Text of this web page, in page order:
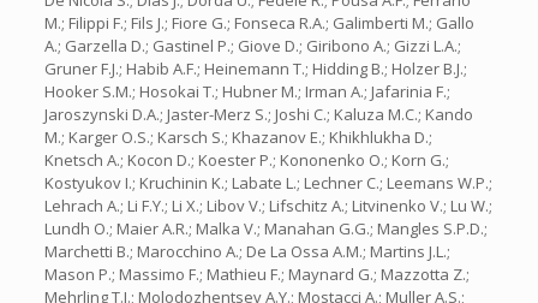
M.; Filippi F.; Fils J.; Fiore G.; Fonseca R.A.; Galimberti M.; Gallo
A.; Garzella D.; Gastinel P.; Giove D.; Giribono A.; Gizzi L.A.;
Gruner F.J.; Habib A.F.; Heinemann T.; Hidding B.; Holzer B.J.;
Hooker S.M.; Hosokai T.; Hubner M.; Irman A.; Jafarinia F.;
Jaroszynski D.A.; Jaster-Merz S.; Joshi C.; Kaluza M.C.; Kando
M.; Karger O.S.; Karsch S.; Khazanov E.; Khikhlukha D.;
Knetsch A.; Kocon D.; Koester P.; Kononenko O.; Korn G.;
Kostyukov I.; Kruchinin K.; Labate L.; Lechner C.; Leemans W.P.;
Lehrach A.; Li F.Y.; Li X.; Libov V.; Lifschitz A.; Litvinenko V.; Lu W.;
Lundh O.; Maier A.R.; Malka V.; Manahan G.G.; Mangles S.P.D.;
Marchetti B.; Marocchino A.; De La Ossa A.M.; Martins J.L.;
Mason P.; Massimo F.; Mathieu F.; Maynard G.; Mazzotta Z.;
Mehrling T.J.; Molodozhentsev A.Y.; Mostacci A.; Muller A.S.;